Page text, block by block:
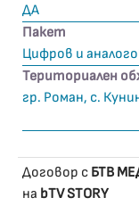
ДА
Пакет
Цифров и
Териториален
гр. Роман, с.
Договор с БТВ
на bTV STORY